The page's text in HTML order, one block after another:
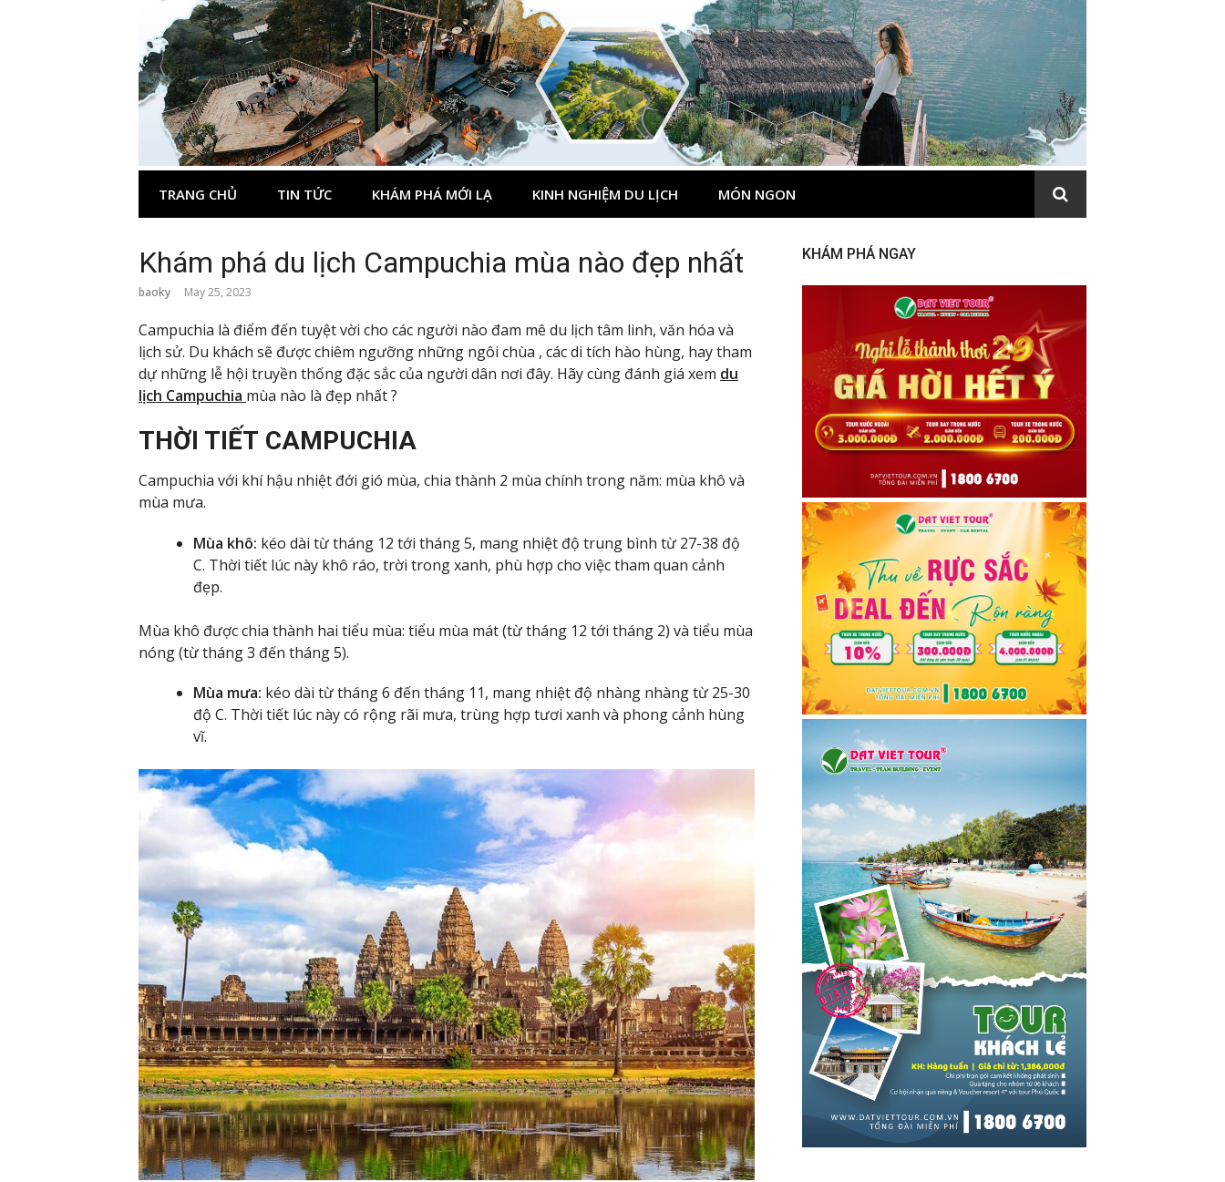
TRANG CHỦ TIN TỨC KHÁM PHÁ MỚI LẠ KINH NGHIỆM DU LỊCH MÓN NGON
Khám phá du lịch Campuchia mùa nào đẹp nhất
baoky May 25, 2023
Campuchia là điểm đến tuyệt vời cho các người nào đam mê du lịch tâm linh, văn hóa và
lịch sử. Du khách sẽ được chiêm ngưỡng những ngôi chùa , các di tích hào hùng, hay tham
dự những lễ hội truyền thống đặc sắc của người dân nơi đây. Hãy cùng đánh giá xem du
lịch Campuchia mùa nào là đẹp nhất ?
THỜI TIẾT CAMPUCHIA
Campuchia với khí hậu nhiệt đới gió mùa, chia thành 2 mùa chính trong năm: mùa khô và
mùa mưa.
Mùa khô: kéo dài từ tháng 12 tới tháng 5, mang nhiệt độ trung bình từ 27-38 độ
C. Thời tiết lúc này khô ráo, trời trong xanh, phù hợp cho việc tham quan cảnh
đẹp.
Mùa khô được chia thành hai tiểu mùa: tiểu mùa mát (từ tháng 12 tới tháng 2) và tiểu mùa
nóng (từ tháng 3 đến tháng 5).
Mùa mưa: kéo dài từ tháng 6 đến tháng 11, mang nhiệt độ nhàng nhàng từ 25-30
độ C. Thời tiết lúc này có rộng rãi mưa, trùng hợp tươi xanh và phong cảnh hùng
vĩ.
KHÁM PHÁ NGAY